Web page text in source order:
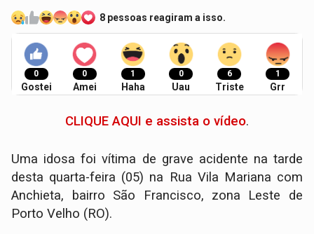
8 pessoas reagiram a isso.
0
Gostei
0
Amei
1
Haha
0
Uau
6
Triste
1
Grr
CLIQUE AQUI e assista o vídeo.
Uma idosa foi vítima de grave acidente na tarde
desta quarta-feira (05) na Rua Vila Mariana com
Anchieta, bairro São Francisco, zona Leste de
Porto Velho (RO).